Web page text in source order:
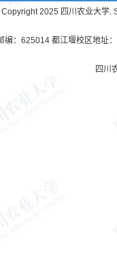
Copyright 2025 四川农业大学.
：625014 都江堰校区地址
四川